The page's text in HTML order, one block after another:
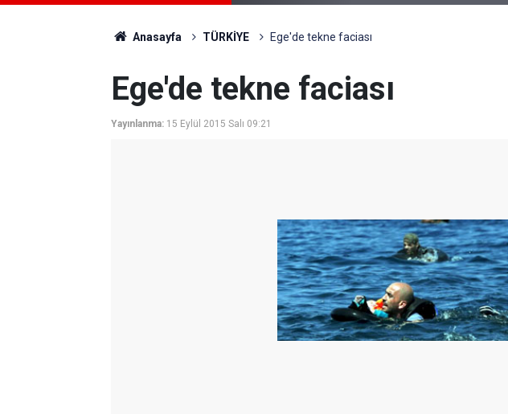
Anasayfa TÜRKİYE Ege'de tekne faciası
Ege'de tekne faciası
Yayınlanma: 15 Eylül 2015 Salı 09:21